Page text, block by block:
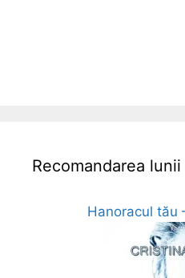
Recomandarea
Hanoracul tău